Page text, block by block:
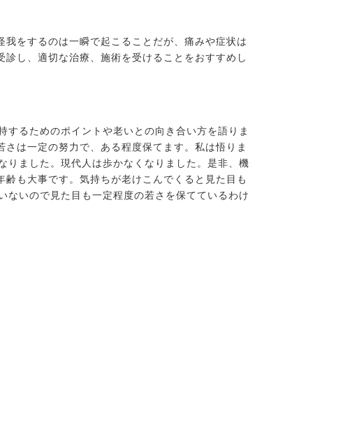
をするのは一瞬で起こることだが、痛みや症状は
し、適切な治療、施術を受けることをおすすめし
るためのポイントや老いとの向き合い方を語りま
は一定の努力で、ある程度保てます。私は悟りま
りました。現代人は歩かなくなりました。是非、機
も大事です。気持ちが老けこんでくると見た目も
いので見た目も一定程度の若さを保てているわけ